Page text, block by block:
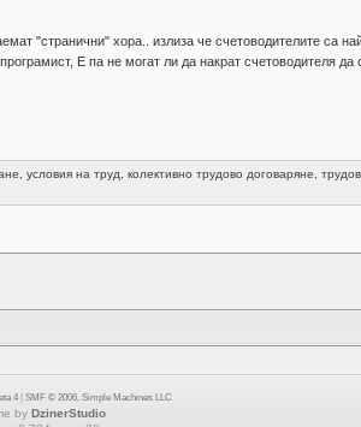
"странични" хора.. излиза че счетоводителите са
Е па не могат ли да накрат счетоводителя
условия на труд, колективно трудово договаряне,
4 SMF © 2006, Simple Machines LLC
by DzinerStudio